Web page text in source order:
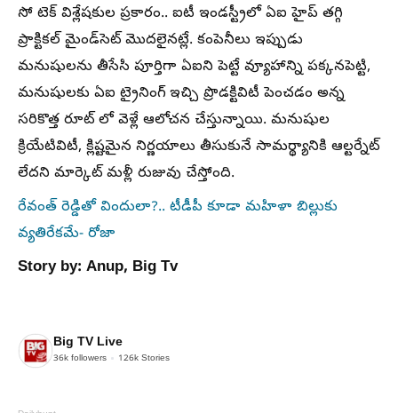
సో టెక్ విశ్లేషకుల ప్రకారం.. ఐటీ ఇండస్ట్రీలో ఏఐ హైప్ తగ్గి
ప్రాక్టికల్ మైండ్‌సెట్ మొదలైనట్లే. కంపెనీలు ఇప్పుడు
మనుషులను తీసేసి పూర్తిగా ఏఐని పెట్టే వ్యూహాన్ని పక్కనపెట్టి,
మనుషులకు ఏఐ ట్రైనింగ్ ఇచ్చి ప్రొడక్టివిటీ పెంచడం అన్న
సరికొత్త రూట్ లో వెళ్లే ఆలోచన చేస్తున్నాయి. మనుషుల
క్రియేటివిటీ, క్లిష్టమైన నిర్ణయాలు తీసుకునే సామర్థ్యానికి ఆల్టర్నేట్
లేదని మార్కెట్ మళ్లీ రుజువు చేస్తోంది.
రేవంత్ రెడ్డితో విందులా?.. టీడీపీ కూడా మహిళా బిల్లుకు
వ్యతిరేకమే- రోజా
Story by: Anup, Big Tv
Big TV Live
36k followers 126k Stories